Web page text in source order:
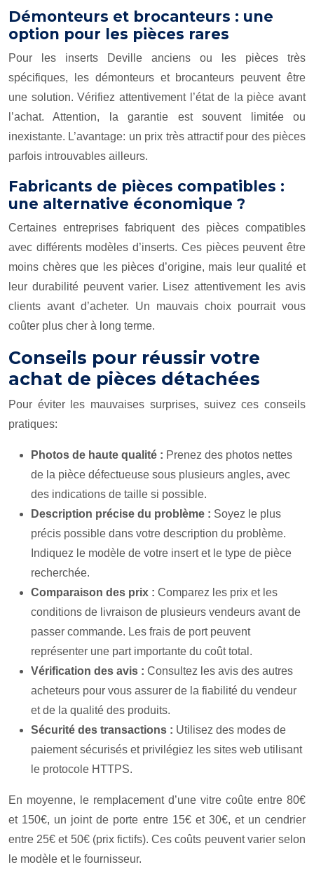
Démonteurs et brocanteurs : une
option pour les pièces rares
Pour les inserts Deville anciens ou les pièces très
spécifiques, les démonteurs et brocanteurs peuvent être
une solution. Vérifiez attentivement l’état de la pièce avant
l’achat. Attention, la garantie est souvent limitée ou
inexistante. L’avantage: un prix très attractif pour des pièces
parfois introuvables ailleurs.
Fabricants de pièces compatibles :
une alternative économique ?
Certaines entreprises fabriquent des pièces compatibles
avec différents modèles d’inserts. Ces pièces peuvent être
moins chères que les pièces d’origine, mais leur qualité et
leur durabilité peuvent varier. Lisez attentivement les avis
clients avant d’acheter. Un mauvais choix pourrait vous
coûter plus cher à long terme.
Conseils pour réussir votre
achat de pièces détachées
Pour éviter les mauvaises surprises, suivez ces conseils
pratiques:
Photos de haute qualité : Prenez des photos nettes
de la pièce défectueuse sous plusieurs angles, avec
des indications de taille si possible.
Description précise du problème : Soyez le plus
précis possible dans votre description du problème.
Indiquez le modèle de votre insert et le type de pièce
recherchée.
Comparaison des prix : Comparez les prix et les
conditions de livraison de plusieurs vendeurs avant de
passer commande. Les frais de port peuvent
représenter une part importante du coût total.
Vérification des avis : Consultez les avis des autres
acheteurs pour vous assurer de la fiabilité du vendeur
et de la qualité des produits.
Sécurité des transactions : Utilisez des modes de
paiement sécurisés et privilégiez les sites web utilisant
le protocole HTTPS.
En moyenne, le remplacement d’une vitre coûte entre 80€
et 150€, un joint de porte entre 15€ et 30€, et un cendrier
entre 25€ et 50€ (prix fictifs). Ces coûts peuvent varier selon
le modèle et le fournisseur.